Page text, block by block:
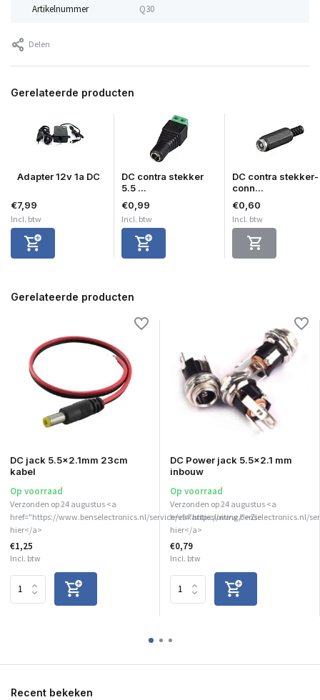
Artikelnummer Q30
Delen
Gerelateerde producten
Adapter 12v 1a DC
€7,99
Incl. btw
DC contra stekker
5.5 ...
€0,99
Incl. btw
DC contra stekker-
conn...
€0,60
Incl. btw
Gerelateerde producten
DC jack 5.5x2.1mm 23cm
kabel
Op voorraad
Verzonden op 24 augustus <a
href="https://www.benselectronics.nl/service/vakantiesluiting/">Zie
hier</a>
€1,25
Incl. btw
DC Power jack 5.5x2.1 mm
inbouw
Op voorraad
Verzonden op 24 augustus <a
href="https://www.benselectronics.nl/
hier</a>
€0,79
Incl. btw
Recent bekeken